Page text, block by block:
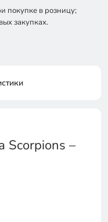
покупке в розницу;
закупках.
Scorpions –